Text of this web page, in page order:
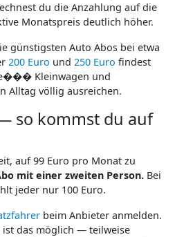
du die Anzahlung auf die
Monatspreis deutlich höher.
günstigsten Auto Abos bei etwa
200 Euro und 250 Euro findest
Kleinwagen und
Alltag völlig ausreichen.
so kommst du auf
auf 99 Euro pro Monat zu
mit einer zweiten Person. Bei
jeder nur 100 Euro.
beim Anbieter anmelden.
ist das möglich — teilweise